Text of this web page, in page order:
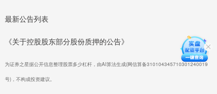
最新公告列表
《关于控股股东部分股份质押的公告》
为证券之星据公开信息整理股票多少杠杆，由AI算法生成(网信算备310104345710301240019
号)，不构成投资建议。